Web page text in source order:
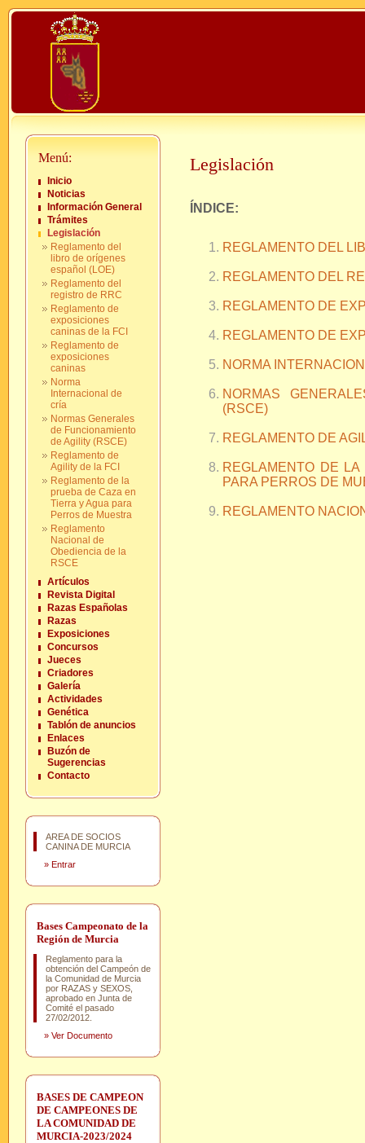
Menú:
Inicio
Noticias
Información General
Trámites
Legislación
Reglamento del
libro de orígenes
español (LOE)
Reglamento del
registro de RRC
Reglamento de
exposiciones
caninas de la FCI
Reglamento de
exposiciones
caninas
Norma
Internacional de
cría
Normas Generales
de Funcionamiento
de Agility (RSCE)
Reglamento de
Agility de la FCI
Reglamento de la
prueba de Caza en
Tierra y Agua para
Perros de Muestra
Reglamento
Nacional de
Obediencia de la
RSCE
Artículos
Revista Digital
Razas Españolas
Razas
Exposiciones
Concursos
Jueces
Criadores
Galería
Actividades
Genética
Tablón de anuncios
Enlaces
Buzón de
Sugerencias
Contacto
AREA DE SOCIOS
CANINA DE MURCIA
» Entrar
Bases Campeonato de la
Región de Murcia
Reglamento para la
obtención del Campeón de
la Comunidad de Murcia
por RAZAS y SEXOS,
aprobado en Junta de
Comité el pasado
27/02/2012.
» Ver Documento
BASES DE CAMPEON
DE CAMPEONES DE
LA COMUNIDAD DE
MURCIA-2023/2024
Legislación
ÍNDICE:
REGLAMENTO DEL
REGLAMENTO DEL
REGLAMENTO DE
REGLAMENTO DE
NORMA
NORMAS
(RSCE)
REGLAMENTO DE
REGLAMENTO DE
PARA PERROS DE
REGLAMENTO